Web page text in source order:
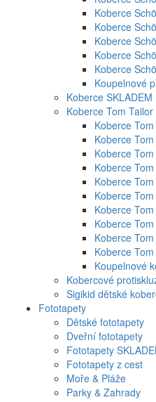
Koberce
Koberce
Koberce
Koberce
Koberce
Koupelnové
Koberce SKLADEM
Koberce Tom Tailor
Koberce
Koberce
Koberce
Koberce
Koberce
Koberce
Koberce
Koberce
Koberce
Koberce
Koupelnové
Kobercové
Sigikid dětské
Fototapety
Dětské fototapety
Dveřní fototapety
Fototapety
Fototapety z cest
Moře & Pláže
Parky & Zahrady